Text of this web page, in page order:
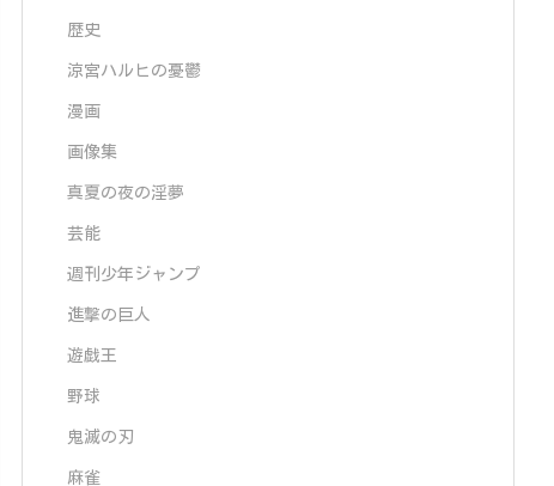
歴史
涼宮ハルヒの憂鬱
漫画
画像集
真夏の夜の淫夢
芸能
週刊少年ジャンプ
進撃の巨人
遊戯王
野球
鬼滅の刃
麻雀